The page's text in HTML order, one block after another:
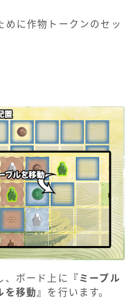
めに作物トークンのセッ
、ボード上に
『ミープル
を移動』 を行います。